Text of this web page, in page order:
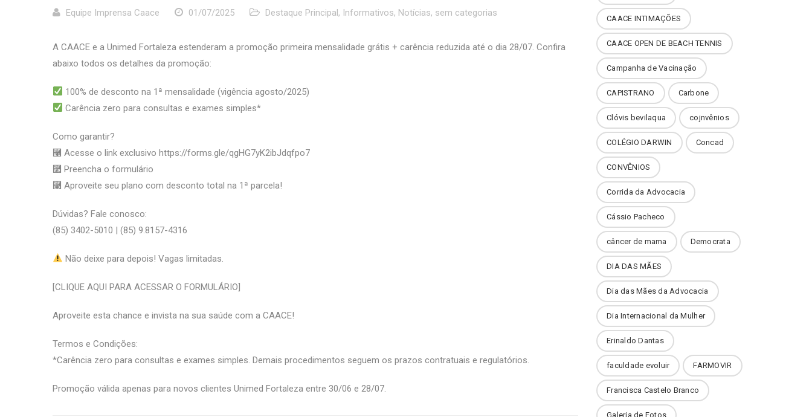
Equipe Imprensa Caace 01/07/2025 Destaque Principal, Informativos, Notícias, sem categorias
A CAACE e a Unimed Fortaleza estenderam a promoção primeira mensalidade grátis + carência reduzida até o dia 28/07. Confira
abaixo todos os detalhes da promoção:
100% de desconto na 1ª mensalidade (vigência agosto/2025)
Carência zero para consultas e exames simples*
Como garantir?
⿡ Acesse o link exclusivo https://forms.gle/qgHG7yK2ibJdqfpo7
⿢ Preencha o formulário
⿣ Aproveite seu plano com desconto total na 1ª parcela!
Dúvidas? Fale conosco:
(85) 3402-5010 | (85) 9.8157-4316
Não deixe para depois! Vagas limitadas.
[CLIQUE AQUI PARA ACESSAR O FORMULÁRIO]
Aproveite esta chance e invista na sua saúde com a CAACE!
Termos e Condições:
*Carência zero para consultas e exames simples. Demais procedimentos seguem os prazos contratuais e regulatórios.
Promoção válida apenas para novos clientes Unimed Fortaleza entre 30/06 e 28/07.
CAACE INTIMAÇÕES
CAACE OPEN DE BEACH TENNIS
Campanha de Vacinação
CAPISTRANO Carbone
Clóvis bevilaqua cojnvênios
COLÉGIO DARWIN Concad
CONVÊNIOS
Corrida da Advocacia
Cássio Pacheco
câncer de mama Democrata
DIA DAS MÃES
Dia das Mães da Advocacia
Dia Internacional da Mulher
Erinaldo Dantas
faculdade evoluir FARMOVIR
Francisca Castelo Branco
Galeria de Fotos